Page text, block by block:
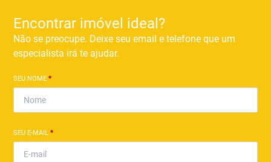
Encontrar imóvel ideal?
Não se preocupe. Deixe seu email e telefone que um
especialista irá te ajudar.
SEU NOME*
SEU E-MAIL*